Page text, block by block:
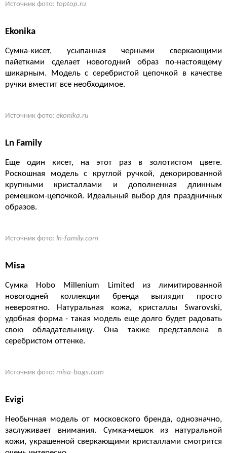
Источник фото: toptop.ru
Ekonika
Сумка-кисет, усыпанная черными сверкающими
пайетками сделает новогодний образ по-настоящему
шикарным. Модель с серебристой цепочкой в качестве
ручки вместит все необходимое.
Источник фото: ekonika.ru
Ln Family
Еще один кисет, на этот раз в золотистом цвете.
Роскошная модель с круглой ручкой, декорированной
крупными кристаллами и дополненная длинным
ремешком-цепочкой. Идеальный выбор для праздничных
образов.
Источник фото: ln-family.com
Misa
Сумка Hobo Millenium Limited из лимитированной
новогодней коллекции бренда выглядит просто
невероятно. Натуральная кожа, кристаллы Swarovski,
удобная форма - такая модель еще долго будет радовать
свою обладательницу. Она также представлена в
серебристом оттенке.
Источник фото: misa-bags.com
Evigi
Необычная модель от московского бренда, однозначно,
заслуживает внимания. Сумка-мешок из натуральной
кожи, украшенной сверкающими кристаллами смотрится